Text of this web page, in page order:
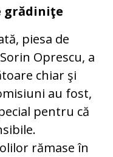
grădiniţe
piesa de
Oprescu, a
chiar şi
au fost,
pentru că
rămase în